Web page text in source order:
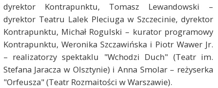
dyrektor Kontrapunktu, Tomasz Lewandowski –
dyrektor Teatru Lalek Pleciuga w Szczecinie, dyrektor
Kontrapunktu, Michał Rogulski – kurator programowy
Kontrapunktu, Weronika Szczawińska i Piotr Wawer Jr.
– realizatorzy spektaklu "Wchodzi Duch" (Teatr im.
Stefana Jaracza w Olsztynie) i Anna Smolar – reżyserka
"Orfeusza" (Teatr Rozmaitości w Warszawie).